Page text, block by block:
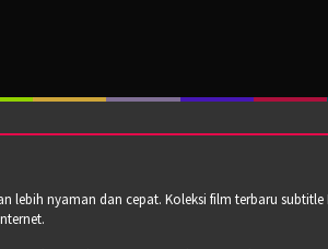
nyaman dan cepat. Koleksi film terbaru subtitle